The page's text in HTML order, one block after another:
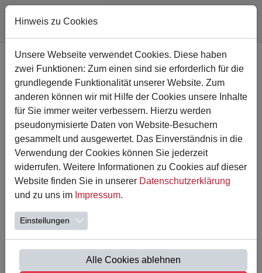
17.02.2023
Das Team der Astrid-Lindgren-Schule wünscht allen eine
schöne Karnevalszeit.
Hinweis zu Cookies
Unsere Webseite verwendet Cookies. Diese haben
zwei Funktionen: Zum einen sind sie erforderlich für die
grundlegende Funktionalität unserer Website. Zum
anderen können wir mit Hilfe der Cookies unsere Inhalte
für Sie immer weiter verbessern. Hierzu werden
pseudonymisierte Daten von Website-Besuchern
gesammelt und ausgewertet. Das Einverständnis in die
Verwendung der Cookies können Sie jederzeit
widerrufen. Weitere Informationen zu Cookies auf dieser
Website finden Sie in unserer Datenschutzerklärung
und zu uns im Impressum.
Einstellungen
Alle Cookies ablehnen